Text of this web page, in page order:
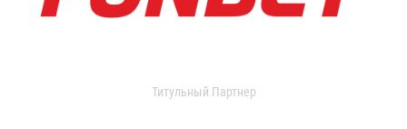
Титульный Партнер